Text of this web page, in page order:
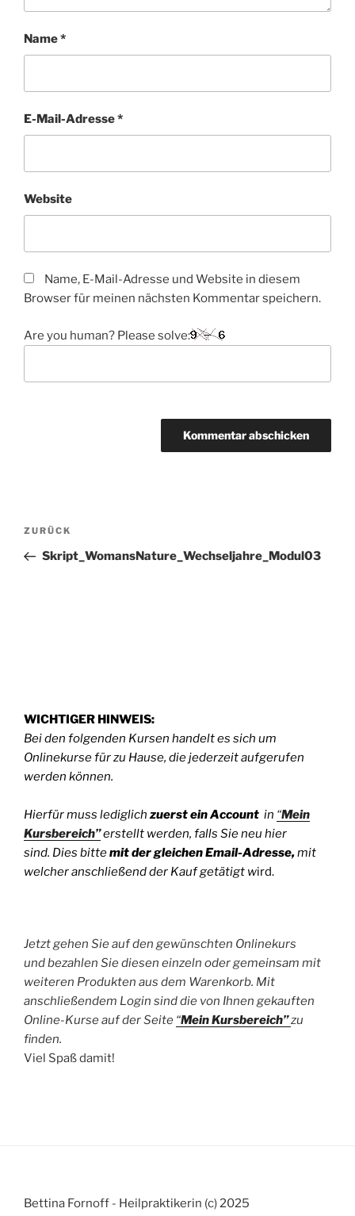
Name*
E-Mail-Adresse*
Website
Name, E-Mail-Adresse und Website in diesem
Browser für meinen nächsten Kommentar speichern.
Are you human? Please solve:
Beitragsnavigation
Vorheriger
Beitrag
ZURÜCK
Skript_WomansNature_Wechseljahre_Modul03
WICHTIGER HINWEIS:
Bei den folgenden Kursen handelt es sich um
Onlinekurse für zu Hause, die jederzeit aufgerufen
werden können.
Hierfür muss lediglich zuerstein Account in “Mein
Kursbereich”erstellt werden, falls Sie neu hier
sind. Dies bittemit der gleichen Email-Adresse,mit
welcher anschließend der Kauf getätigt wird.
Jetzt gehen Sie auf den gewünschten Onlinekurs
und bezahlen Sie diesen einzeln oder gemeinsam mit
weiteren Produkten aus dem Warenkorb. Mit
anschließendem Login sind die von Ihnen gekauften
Online-Kurse auf der Seite “Mein Kursbereich”zu
finden.
Viel Spaß damit!
Bettina Fornoff - Heilpraktikerin (c) 2025